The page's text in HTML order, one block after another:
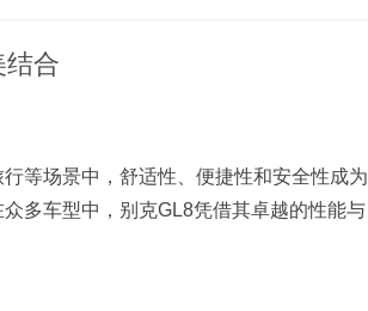
合
等场景中，舒适性、便捷性和安全性成为
多车型中，别克GL8凭借其卓越的性能与